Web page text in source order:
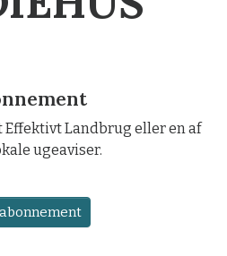
Landbrug eller en af
ugeaviser.